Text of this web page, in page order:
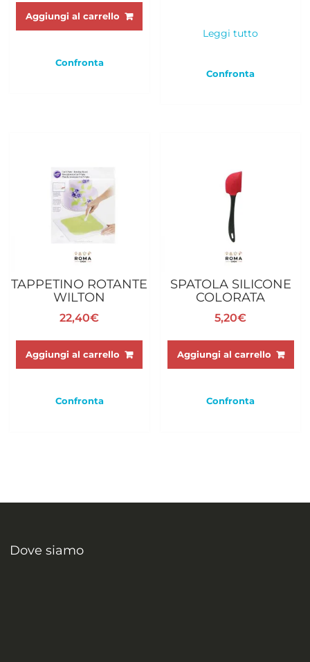
Aggiungi al carrello
Confronta
Leggi tutto
Confronta
TAPPETINO ROTANTE
WILTON
22,40€
Aggiungi al carrello
Confronta
SPATOLA SILICONE
COLORATA
5,20€
Aggiungi al carrello
Confronta
Dove siamo